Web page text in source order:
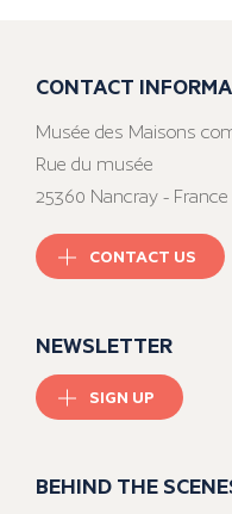
CONTACT
Musée des Maisons
Rue du musée
25360 Nancray - France
CONTACT US
NEWSLETTER
SIGN UP
BEHIND THE